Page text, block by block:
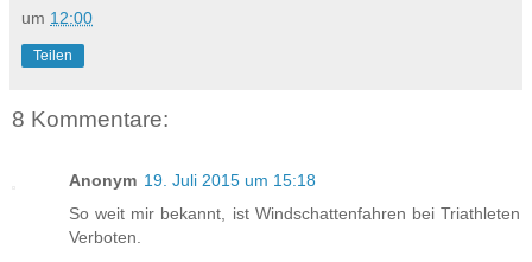
um 12:00
Teilen
8 Kommentare:
Anonym 19. Juli 2015 um 15:18
So weit mir bekannt, ist Windschattenfahren bei Triathleten
Verboten.